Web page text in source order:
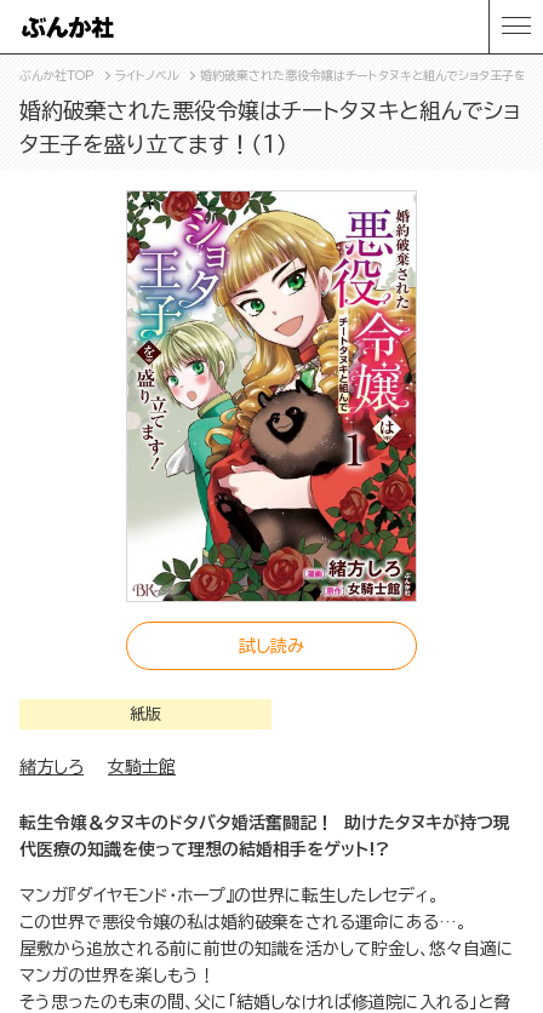
ぶんか社TOP ライトノベル 婚約破棄された悪役令嬢はチートタヌキと組んでショタ王子を盛
婚約破棄された悪役令嬢はチートタヌキと組んでショ
タ王子を盛り立てます！（1）
試し読み
紙版
緒方しろ 女騎士館
転生令嬢＆タヌキのドタバタ婚活奮闘記！ 助けたタヌキが持つ現
代医療の知識を使って理想の結婚相手をゲット!?
マンガ『ダイヤモンド・ホープ』の世界に転生したレセディ。
この世界で悪役令嬢の私は婚約破棄をされる運命にある…。
屋敷から追放される前に前世の知識を活かして貯金し、悠々自適に
マンガの世界を楽しもう！
そう思ったのも束の間、父に「結婚しなければ修道院に入れる」と脅